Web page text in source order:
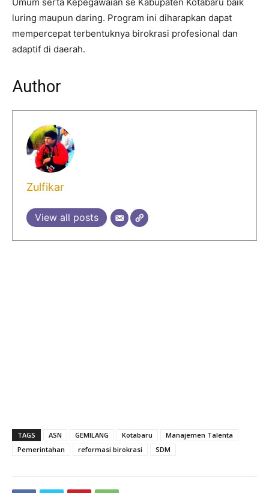
luring maupun daring. Program ini diharapkan dapat
mempercepat terbentuknya birokrasi profesional dan
adaptif di daerah.
Author
Zulfikar
View all posts
TAGS ASN GEMILANG Kotabaru
Manajemen Talenta
Pemerintahan
reformasi birokrasi SDM